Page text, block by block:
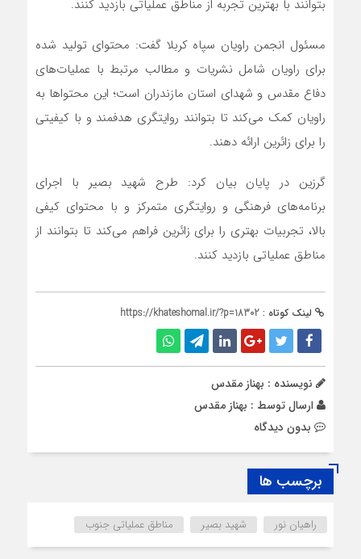
بتوانند با بهترین تجربه از مناطق عملیاتی بازدید کنند.
مسئول انجمن راویان سپاه کربلا گفت: محتوای تولید شده
برای راویان شامل نشریات و مطالب مرتبط با عملیات‌های
دفاع مقدس و شهدای استان مازندران است؛ این محتواها به
راویان کمک می‌کند تا بتوانند روایتگری هدفمند و با کیفیتی
را برای زائرین ارائه دهند.
گرزین در پایان بیان کرد: طرح شهید بصیر با اجرای
برنامه‌های فرهنگی و روایتگری متمرکز و با محتوای کیفی
بالا، تجربیات بهتری را برای زائرین فراهم می‌کند تا بتوانند از
مناطق عملیاتی بازدید کنند.
لینک کوتاه : https://khateshomal.ir/?p=18302
نویسنده : بهناز مقدس
ارسال توسط : بهناز مقدس
بدون دیدگاه
برچسب ها
راهیان نور شهید بصیر مناطق عملیاتی جنوب